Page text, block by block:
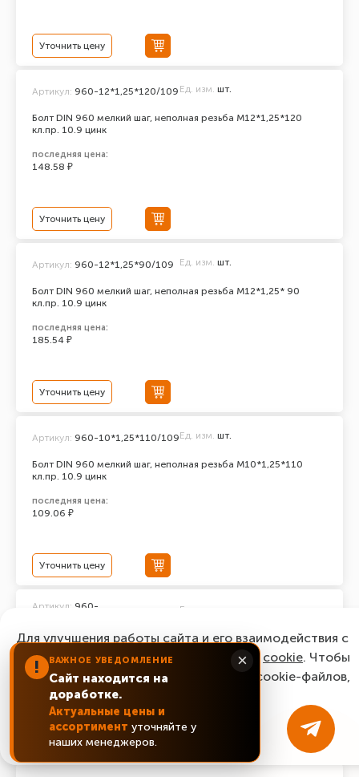
Уточнить цену
Болт DIN 960 мелкий шаг, неполная резьба M12*1,25*120
кл.пр. 10.9 цинк
Артикул: 960-12*1,25*120/109 Ед. изм. шт.
последняя цена:
148.58 ₽
Уточнить цену
Болт DIN 960 мелкий шаг, неполная резьба M12*1,25* 90
кл.пр. 10.9 цинк
Артикул: 960-12*1,25*90/109 Ед. изм. шт.
последняя цена:
185.54 ₽
Уточнить цену
Болт DIN 960 мелкий шаг, неполная резьба M10*1,25*110
кл.пр. 10.9 цинк
Артикул: 960-10*1,25*110/109Ед. изм. шт.
последняя цена:
109.06 ₽
Уточнить цену
Болт DIN 960 мелкий шаг, неполная резьба M10*1,25*100
Артикул: 960-
Ед. изм.
последняя цена:
Уточнить цену
! ВАЖНОЕ УВЕДОМЛЕНИЕ
Сайт находится на
доработке.
Актуальные цены и
ассортимент уточняйте у
наших менеджеров.
×
Для улучшения работы сайта и его взаимодействия с
пользователями мы используем файлы cookie. Чтобы
согласиться с нашим использованием cookie-файлов,
нажмите “Ок, понятно!”
ОК, понятно!